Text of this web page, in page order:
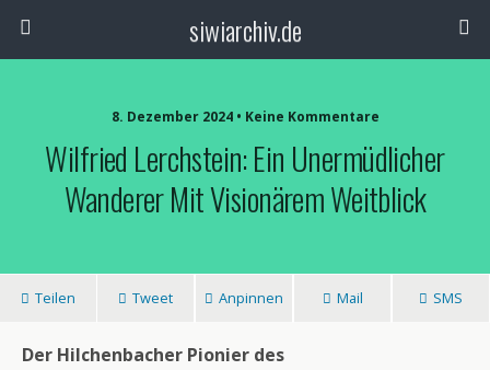
siwiarchiv.de
8. Dezember 2024 • Keine Kommentare
Wilfried Lerchstein: Ein Unermüdlicher
Wanderer Mit Visionärem Weitblick
Teilen Tweet Anpinnen Mail SMS
Der Hilchenbacher Pionier des